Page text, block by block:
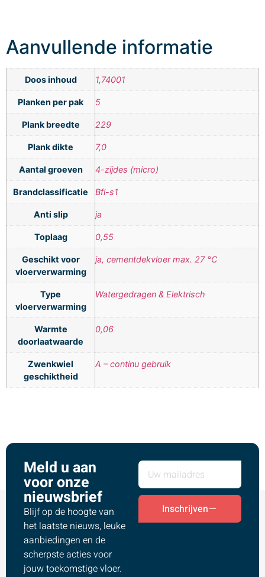
Aanvullende informatie
Doos inhoud 1,74001
Planken per pak 5
Plank breedte 229
Plank dikte 7,0
Aantal groeven 4-zijdes (micro)
Brandclassificatie Bfl-s1
Anti slip ja
Toplaag 0,55
Geschikt voor
vloerverwarming
ja, cementdekvloer max. 27 °C
Type
vloerverwarming
Watergedragen & Elektrisch
Warmte
doorlaatwaarde
0,06
Zwenkwiel
geschiktheid
A – continu gebruik
Meld u aan
voor onze
nieuwsbrief
Blijf op de hoogte van
het laatste nieuws, leuke
aanbiedingen en de
scherpste acties voor
jouw toekomstige vloer.
Inschrijven